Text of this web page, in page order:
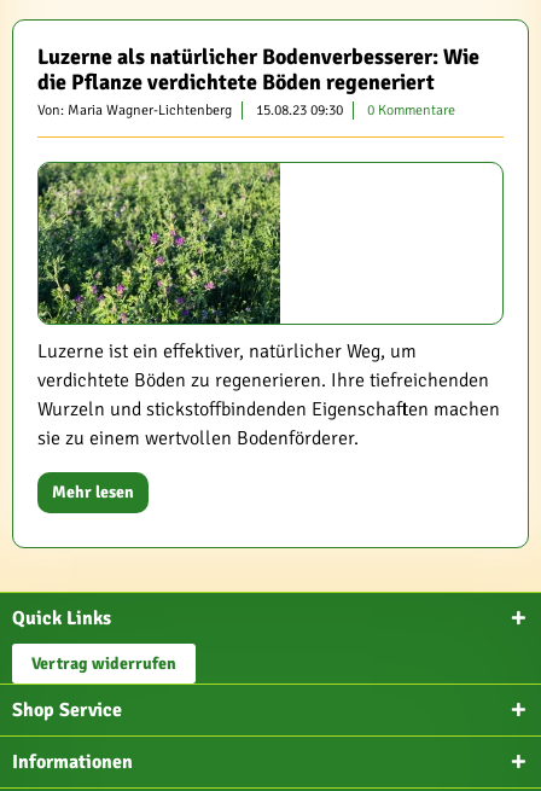
Luzerne als natürlicher Bodenverbesserer: Wie
die Pflanze verdichtete Böden regeneriert
Von: Maria Wagner-Lichtenberg 15.08.23 09:30 0 Kommentare
Luzerne ist ein effektiver, natürlicher Weg, um
verdichtete Böden zu regenerieren. Ihre tiefreichenden
Wurzeln und stickstoffbindenden Eigenschaften machen
sie zu einem wertvollen Bodenförderer.
Mehr lesen
Quick Links
Vertrag widerrufen
Shop Service
Informationen